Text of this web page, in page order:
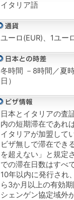
イタリア語
ユーロ(EUR)、1ユー
冬時間 －8時間／夏
日）
日本とイタリアの査
内の短期滞在であれ
イタリアが加盟して
ビザ無しで滞在でき
を超えない」と規定
での滞在日数はすべ
10年以内に発行され
ら3か月以上の有効
シェンゲン協定域外